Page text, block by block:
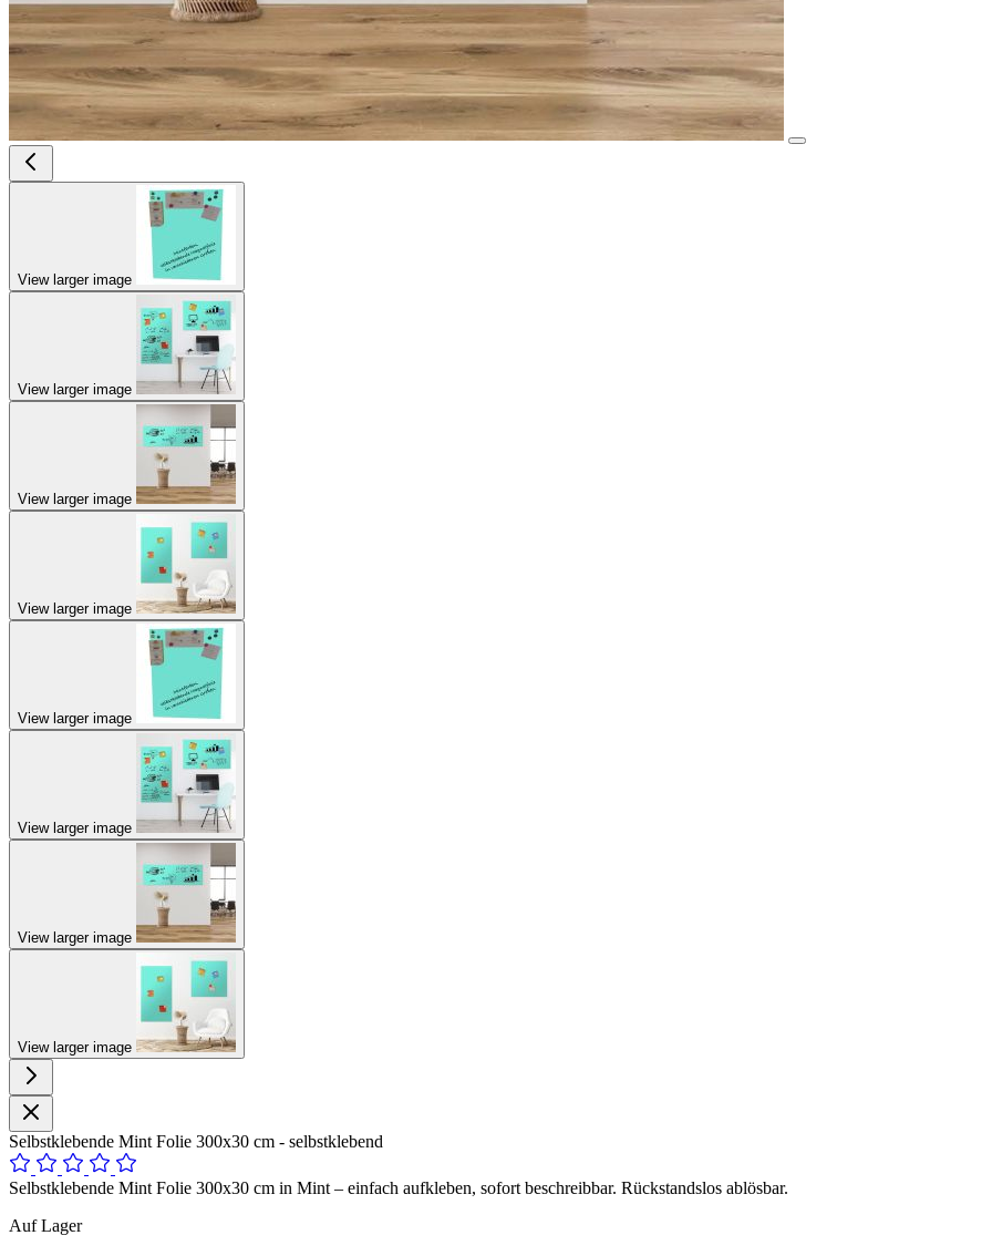
View larger image
View larger image
View larger image
View larger image
View larger image
View larger image
View larger image
View larger image
Selbstklebende Mint Folie 300x30 cm - selbstklebend
Selbstklebende Mint Folie 300x30 cm in Mint – einfach aufkleben, sofort beschreibbar. Rückstandslos ablösbar.
Auf Lager